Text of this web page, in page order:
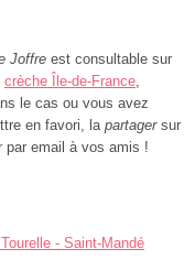
Joffre est consultable sur
crèche Île-de-France
le cas ou vous avez
en favori, la partagersur
par email à vos amis !
- Saint-Mandé